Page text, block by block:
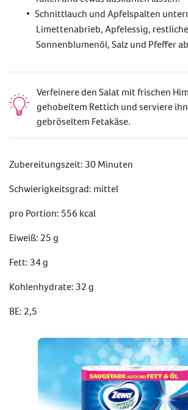
Schnittlauch und Apfelspalten
Limettenabrieb, Apfelessig,
Sonnenblumenöl, Salz und Pfeffer
Verfeinere den Salat mit frischen
gehobeltem Rettich und serviere
gebröseltem Fetakäse.
Zubereitungszeit: 30 Minuten
Schwierigkeitsgrad: mittel
pro Portion: 556 kcal
Eiweiß: 25 g
Fett: 34 g
Kohlenhydrate: 32 g
BE: 2,5